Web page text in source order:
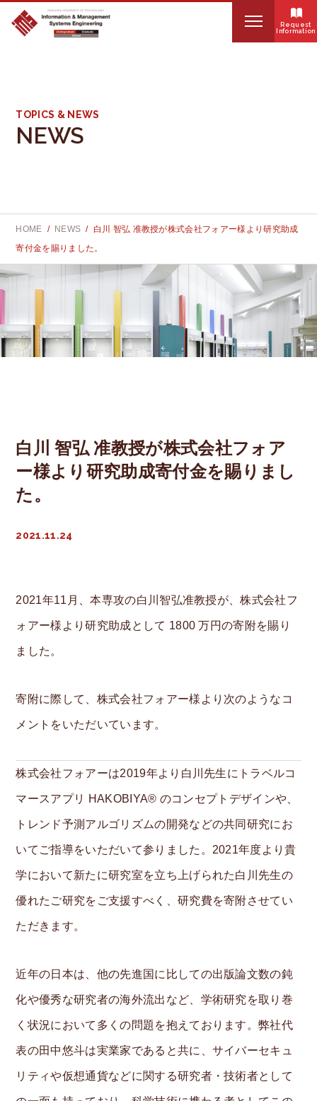
Voice
Personnel only
Access
Japanese
e
a
c
:
Organization
Educational systems
News
Professor
Asst. Prof.
Open Campus
e
a
h
:
Request
Information
TOPICS & NEWS
NEWS
HOME NEWS
白川 智弘 准教授が株式会社フォアー様より研究助成
寄付金を賜りました。
白川 智弘 准教授が株式会社フォア
ー様より研究助成寄付金を賜りまし
た。
2021.11.24
2021年11月、本専攻の白川智弘准教授が、株式会社フ
ォアー様より研究助成として 1800 万円の寄附を賜り
ました。
寄附に際して、株式会社フォアー様より次のようなコ
メントをいただいています。
株式会社フォアーは2019年より白川先生にトラベルコ
マースアプリ HAKOBIYA® のコンセプトデザインや、
トレンド予測アルゴリズムの開発などの共同研究にお
いてご指導をいただいて参りました。2021年度より貴
学において新たに研究室を立ち上げられた白川先生の
優れたご研究をご支援すべく、研究費を寄附させてい
ただきます。
近年の日本は、他の先進国に比しての出版論文数の鈍
化や優秀な研究者の海外流出など、学術研究を取り巻
く状況において多くの問題を抱えております。弊社代
表の田中悠斗は実業家であると共に、サイバーセキュ
リティや仮想通貨などに関する研究者・技術者として